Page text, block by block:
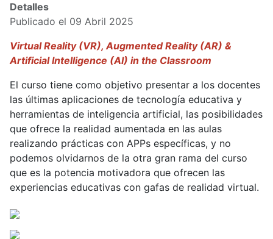
Detalles
Publicado el 09 Abril 2025
Virtual Reality (VR), Augmented Reality (AR) &
Artificial Intelligence (AI) in the Classroom
El curso tiene como objetivo presentar a los docentes
las últimas aplicaciones de tecnología educativa y
herramientas de inteligencia artificial, las posibilidades
que ofrece la realidad aumentada en las aulas
realizando prácticas con APPs específicas, y no
podemos olvidarnos de la otra gran rama del curso
que es la potencia motivadora que ofrecen las
experiencias educativas con gafas de realidad virtual.